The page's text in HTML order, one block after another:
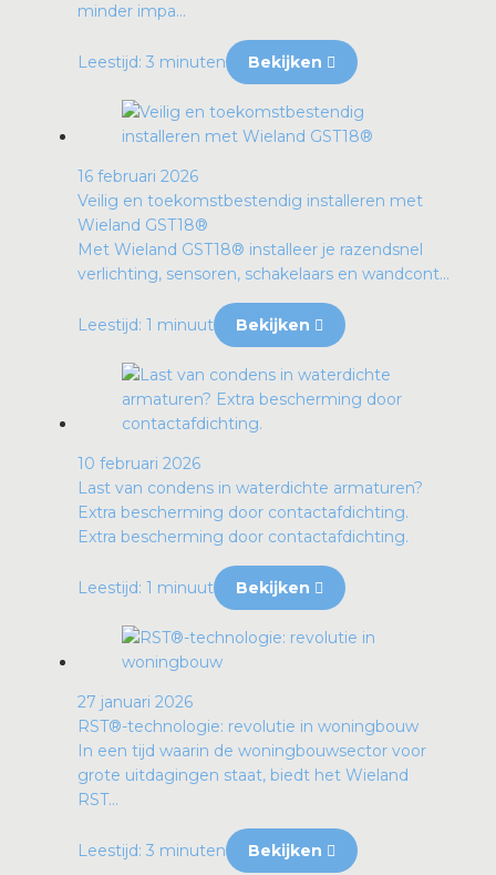
minder impa...
Leestijd: 3 minuten Bekijken
16 februari 2026
Veilig en toekomstbestendig installeren met
Wieland GST18®
Met Wieland GST18® installeer je razendsnel
verlichting, sensoren, schakelaars en wandcont...
Leestijd: 1 minuut Bekijken
10 februari 2026
Last van condens in waterdichte armaturen?
Extra bescherming door contactafdichting.
Extra bescherming door contactafdichting.
Leestijd: 1 minuut Bekijken
27 januari 2026
RST®-technologie: revolutie in woningbouw
In een tijd waarin de woningbouwsector voor
grote uitdagingen staat, biedt het Wieland
RST...
Leestijd: 3 minuten Bekijken